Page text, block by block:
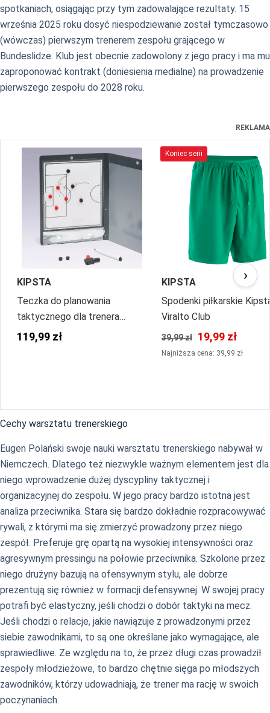
spotkaniach, osiągając przy tym zadowalające rezultaty. 15
września 2025 roku dosyć niespodziewanie został tymczasowo
(wówczas) pierwszym trenerem zespołu grającego w
Bundeslidze. Klub jest obecnie zadowolony z jego pracy i ma mu
zaproponować kontrakt (doniesienia medialne) na prowadzenie
pierwszego zespołu do 2028 roku.
REKLAMA
KIPSTA
Teczka do planowania
taktycznego dla trenera
piłkarskiego
119,99 zł
Koniec serii
KIPSTA
Spodenki piłkarskie
Viralto Club
39,99 zł 19,99 zł
Najniższa cena: 39,99 zł
›
Cechy warsztatu trenerskiego
Eugen Polański swoje nauki warsztatu trenerskiego nabywał w
Niemczech. Dlatego też niezwykle ważnym elementem jest dla
niego wprowadzenie dużej dyscypliny taktycznej i
organizacyjnej do zespołu. W jego pracy bardzo istotna jest
analiza przeciwnika. Stara się bardzo dokładnie rozpracowywać
rywali, z którymi ma się zmierzyć prowadzony przez niego
zespół. Preferuje grę opartą na wysokiej intensywności oraz
agresywnym pressingu na połowie przeciwnika. Szkolone przez
niego drużyny bazują na ofensywnym stylu, ale dobrze
prezentują się również w formacji defensywnej. W swojej pracy
potrafi być elastyczny, jeśli chodzi o dobór taktyki na mecz.
Jeśli chodzi o relacje, jakie nawiązuje z prowadzonymi przez
siebie zawodnikami, to są one określane jako wymagające, ale
sprawiedliwe. Ze względu na to, że przez długi czas prowadził
zespoły młodzieżowe, to bardzo chętnie sięga po młodszych
zawodników, którzy udowadniają, że trener ma rację w swoich
poczynaniach.